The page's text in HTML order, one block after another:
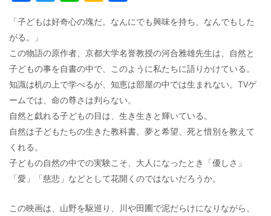
ac
e
b
o
o
k
w
itt
er
n
e
a
k
a
o
「子どもは好奇心の塊だ。なんにでも興味を持ち、なんでもした
がる。」
この物語の原作者、京都大学名誉教授の河合雅雄先生は、自然と
子どもの事を自書の中で、このように私たちに語りかけている。
知識は机の上で学べるが、知恵は部屋の中では生まれない。TVゲ
ームでは、命の尊さは判らない。
自然と戯れる子どもの目は、生き生きと輝いている。
自然は子どもたちの生きた教科書。夢と希望、死と惜別を教えて
くれる。
子どもの自然の中での実験こそ、大人になったとき「優しさ」
「愛」「慈悲」などとして花開くのではないだろうか。
この映画は、山野を駆巡り、川や田圃で泥だらけになりながら、